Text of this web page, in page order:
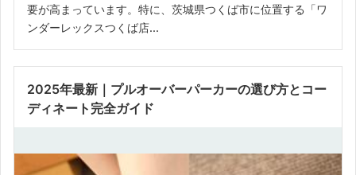
要が高まっています。特に、茨城県つくば市に位置する「ワ
ンダーレックスつくば店...
2025年最新｜プルオーバーパーカーの選び方とコー
ディネート完全ガイド